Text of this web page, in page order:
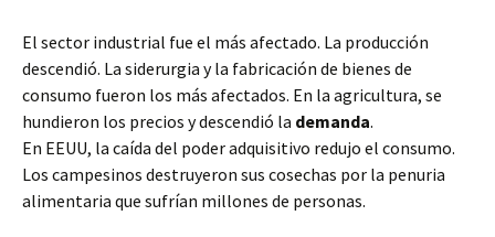
El sector industrial fue el más afectado. La producción
descendió. La siderurgia y la fabricación de bienes de
consumo fueron los más afectados. En la agricultura, se
hundieron los precios y descendió la demanda.
En EEUU, la caída del poder adquisitivo redujo el consumo.
Los campesinos destruyeron sus cosechas por la penuria
alimentaria que sufrían millones de personas.